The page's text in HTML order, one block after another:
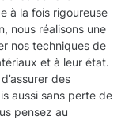
à la fois rigoureuse
nous réalisons une
nos techniques de
et à leur état.
des
aussi sans perte de
pensez au